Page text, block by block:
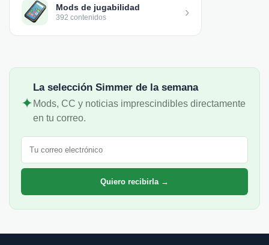
Mods de jugabilidad
392 contenidos ›
✦
La selección Simmer de la semana
Mods, CC y noticias imprescindibles directamente
en tu correo.
Correo electrónico
Quiero recibirla →